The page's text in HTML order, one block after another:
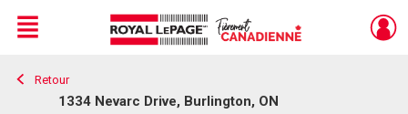
Live
En Direct
Menu
Retour
1334 Nevarc Drive, Burlington, ON